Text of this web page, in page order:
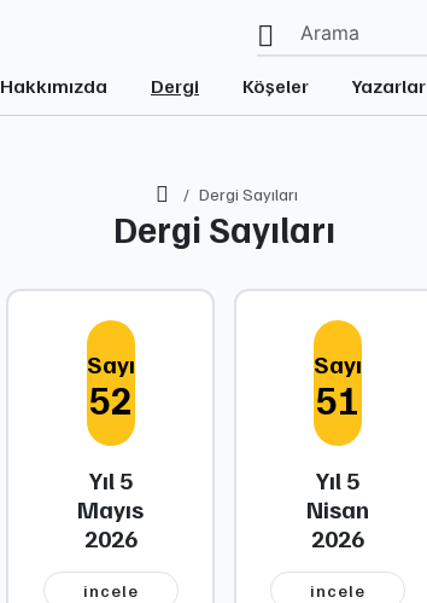
Hakkımızda Dergi Köşeler Yazarlar
Ana SayfaDergi Sayıları
Dergi Sayıları
Sayı
52
Yıl 5
Mayıs
2026
i̇ncele
Sayı
51
Yıl 5
Nisan
2026
i̇ncele